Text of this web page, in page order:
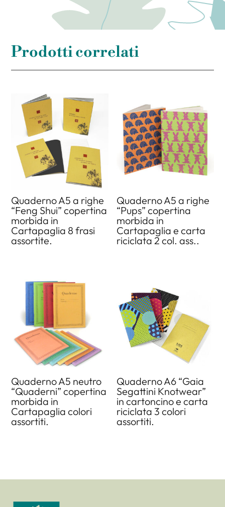
Prodotti correlati
Quaderno A5 a righe
“Feng Shui” copertina
morbida in
Cartapaglia 8 frasi
assortite.
Quaderno A5 a righe
“Pups” copertina
morbida in
Cartapaglia e carta
riciclata 2 col. ass..
Quaderno A5 neutro
“Quaderni” copertina
morbida in
Cartapaglia colori
assortiti.
Quaderno A6 “Gaia
Segattini Knotwear”
in cartoncino e carta
riciclata 3 colori
assortiti.